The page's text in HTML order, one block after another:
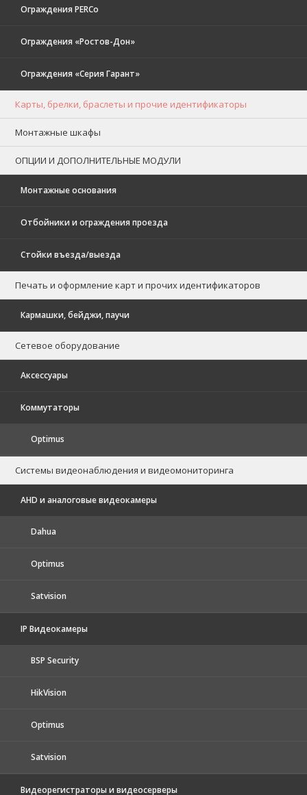
Ограждения PERCo
Ограждения «Ростов-Дон»
Ограждения «Серия Гарант»
Карты, брелки, браслеты и прочие идентификаторы
Монтажные шкафы
ОПЦИИ И ДОПОЛНИТЕЛЬНЫЕ МОДУЛИ
Монтажные основания
Отбойники и ограждения проезда
Стойки въезда/выезда
Печать и оформление карт и прочих идентификаторов
Кармашки, бейджи, паучи
Сетевое оборудование
Аксессуары
Коммутаторы
Optimus
Системы видеонаблюдения и видеомониторинга
AHD и аналоговые видеокамеры
Dahua
Optimus
Satvision
IP Видеокамеры
BSP Security
HikVision
Optimus
Satvision
Видеорегистраторы и видеосерверы